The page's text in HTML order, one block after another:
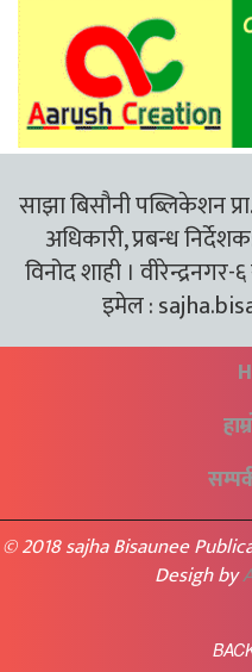
साझा बिसौनी पब्लिकेशन
अधिकारी, प्रबन्ध
विनोद शाही ।
इमेल :
© 2018 sajha Bisaunee
Desigh by